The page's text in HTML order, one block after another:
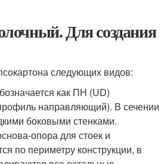
Для создания
следующих видов:
как ПН (UD)
направляющий). В сечении
боковыми стенками.
опора для стоек и
по периметру конструкции, в